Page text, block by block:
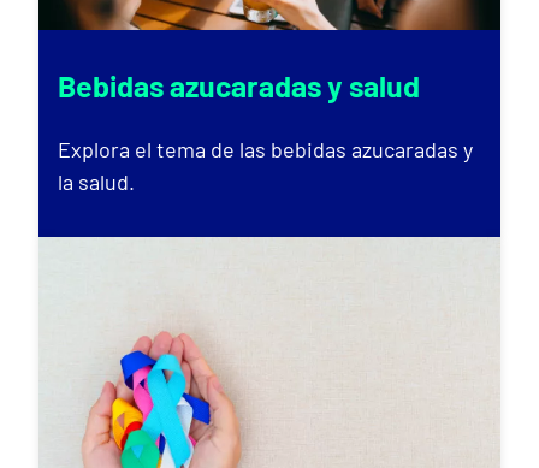
Bebidas azucaradas y salud
Explora el tema de las bebidas azucaradas y
la salud.